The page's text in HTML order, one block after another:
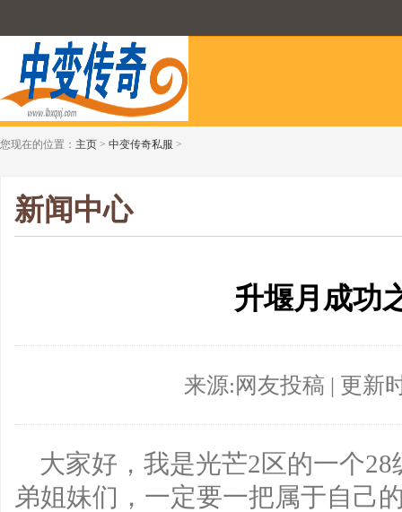
您现在的位置： 主页 > 中变传奇私服 >
新闻中心
升堰月成功
来源:网友投稿 | 更新
大家好，我是光芒2区的一个
弟姐妹们，一定要一把属于自己